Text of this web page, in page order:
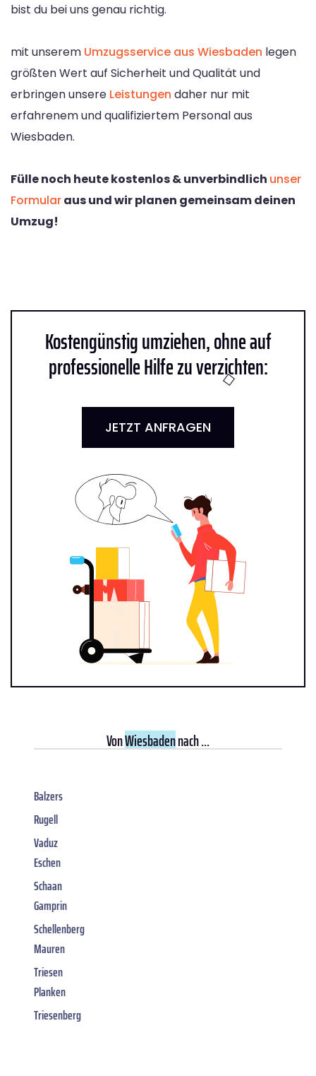
bist du bei uns genau richtig.
mit unserem Umzugsservice aus Wiesbaden legen
größten Wert auf Sicherheit und Qualität und
erbringen unsere Leistungen daher nur mit
erfahrenem und qualifiziertem Personal aus
Wiesbaden.
Fülle noch heute kostenlos & unverbindlich unser
Formularaus und wir planen gemeinsam deinen
Umzug!
Kostengünstig umziehen, ohne auf
professionelle Hilfe zu verzichten:
JETZT ANFRAGEN
VonWiesbadennach ...
Balzers
Rugell
Vaduz
Eschen
Schaan
Gamprin
Schellenberg
Mauren
Triesen
Planken
Triesenberg